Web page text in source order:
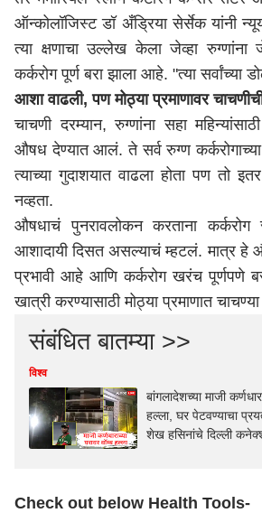
ऑन्कोलॉजिस्ट डॉ अँड्रिया सेर्सेक यांनी
त्या क्षणाचा उल्लेख केला जेव्हा रुग्णांना
कर्करोग पूर्ण बरा झाला आहे. "त्या सर्वांच्या
आशा वाढली, पण मोठ्या प्रमाणावर
चाचणी दरम्यान, रुग्णांना सहा
औषध देण्यात आलं. ते सर्व रुग्ण कर्करोगाच्या
त्याच्या गुदाशयात वाढला होता पण तो
नव्हता.
औषधाचं पुनरावलोकन करताना कर्करोग
आशादायी दिसत असल्याचं म्हटलं. मात्र हे
प्रभावी आहे आणि कर्करोग खरंच पूर्णपणे
खात्री करण्यासाठी मोठ्या प्रमाणात
संबंधित बातम्या >>
विश्व
बांगलादेशच्या माजी
हल्ला, घर पेटवण्याचा
शेख हसिनांचे दिल्ली
Check out below Health Tools-